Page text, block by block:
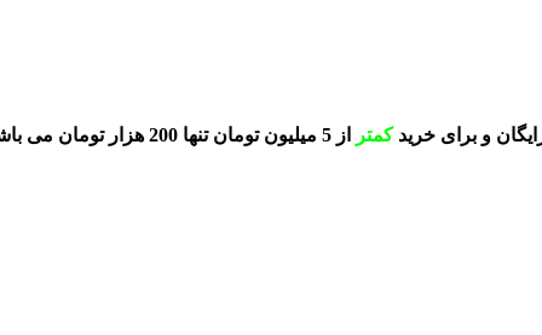
کمتر از 5 میلیون تومان تنها 200 هزار تومان می باشد.